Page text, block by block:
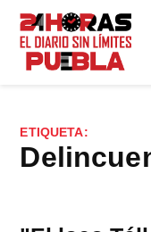
Saltar
contenido
ETIQUETA: